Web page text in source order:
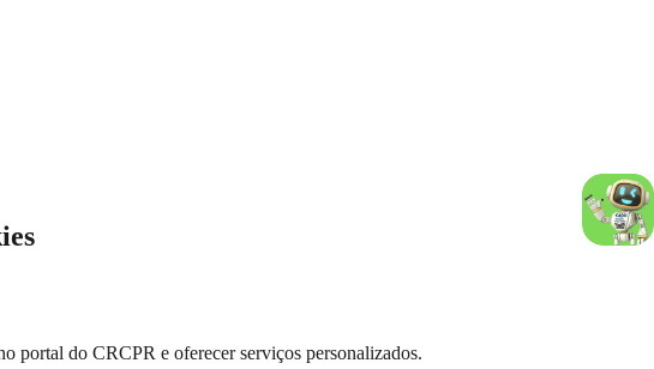
portal do CRCPR e oferecer serviços personalizados.